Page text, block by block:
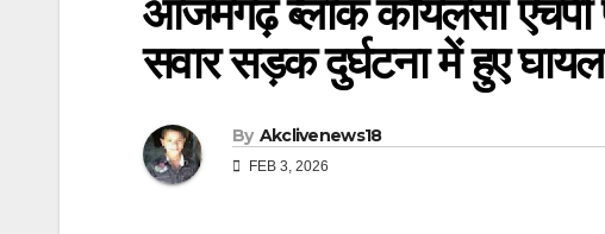
आजमगढ़ ब्लॉक कोयलसा एचपी
सवार सड़क दुर्घटना में हुए घायल
By Akclivenews18
FEB 3, 2026